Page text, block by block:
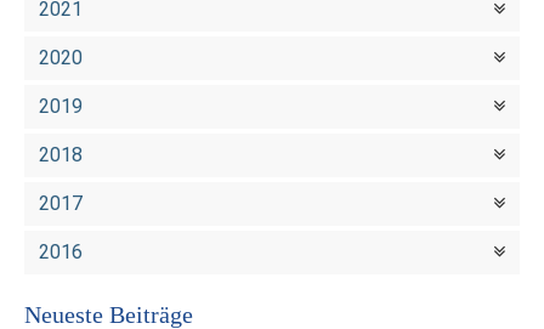
2021
2020
2019
2018
2017
2016
Neueste Beiträge